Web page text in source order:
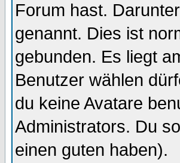
Forum hast.
genannt. Dies ist
gebunden. Es liegt
Benutzer wählen
du keine Avatare
Administrators. Du
einen guten haben).